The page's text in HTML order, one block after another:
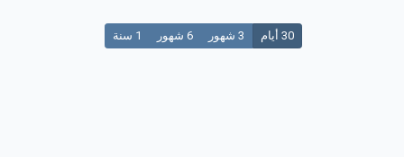
30 أيام 3 شهور 6 شهور 1 سنة